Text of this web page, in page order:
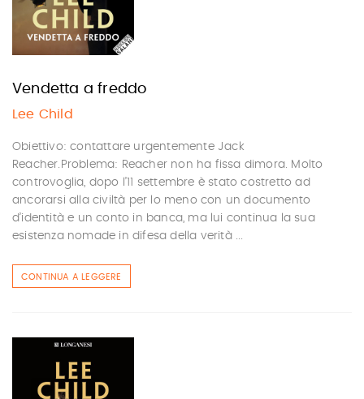
Vendetta a freddo
Lee Child
Obiettivo: contattare urgentemente Jack
Reacher.Problema: Reacher non ha fissa dimora. Molto
controvoglia, dopo l’11 settembre è stato costretto ad
ancorarsi alla civiltà per lo meno con un documento
d’identità e un conto in banca, ma lui continua la sua
esistenza nomade in difesa della verità ...
CONTINUA A LEGGERE